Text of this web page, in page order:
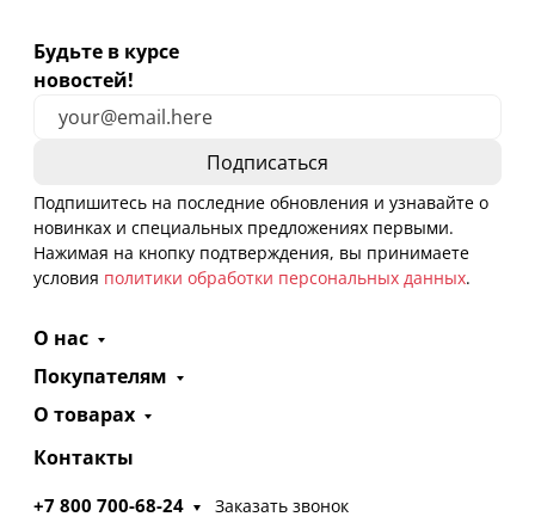
Будьте в курсе
новостей!
Подпишитесь на последние обновления и узнавайте о
новинках и специальных предложениях первыми.
Нажимая на кнопку подтверждения, вы принимаете
условия политики обработки персональных данных.
О нас
Покупателям
О товарах
Контакты
+7 800 700-68-24 Заказать звонок